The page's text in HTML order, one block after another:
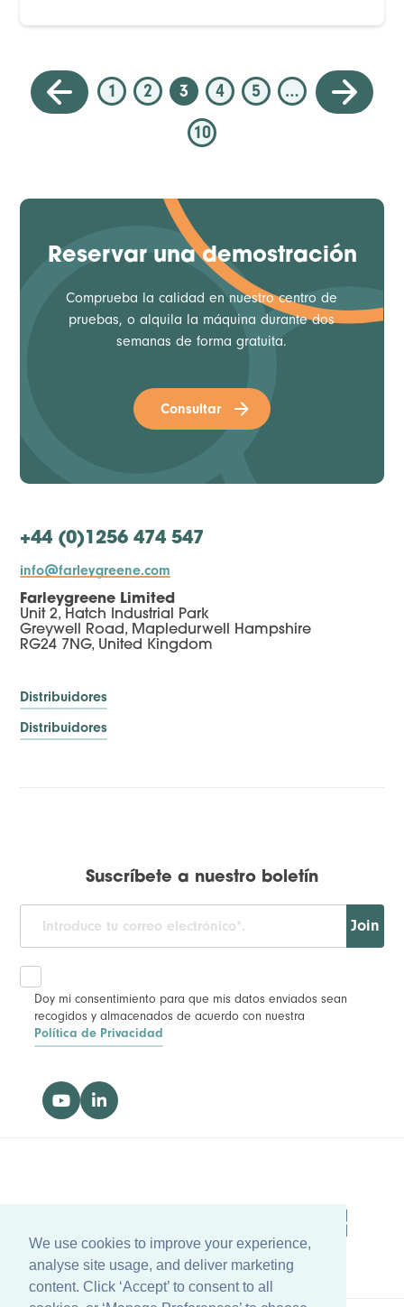
We use cookies to improve your experience,
analyse site usage, and deliver marketing
content. Click ‘Accept’ to consent to all
1 2 3 4 5
…
10
Reservar una demostración
Comprueba la calidad en nuestro centro de
pruebas, o alquila la máquina durante dos
semanas de forma gratuita.
Consultar
+44 (0)1256 474 547
info@farleygreene.com
Farleygreene Limited
Unit 2, Hatch Industrial Park
Greywell Road, Mapledurwell Hampshire
RG24 7NG, United Kingdom
Distribuidores
Distribuidores
Suscríbete a nuestro boletín
Join
Doy mi consentimiento para que mis datos enviados sean
recogidos y almacenados de acuerdo con nuestra
Política de Privacidad